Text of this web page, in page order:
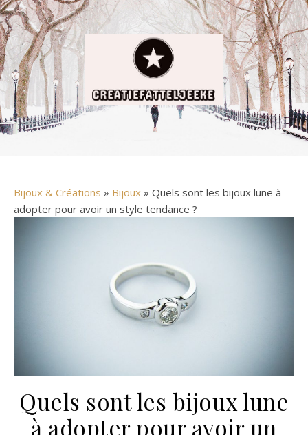
Bijoux & Créations » Bijoux » Quels sont les bijoux lune à
adopter pour avoir un style tendance ?
Quels sont les bijoux lune
à adopter pour avoir un